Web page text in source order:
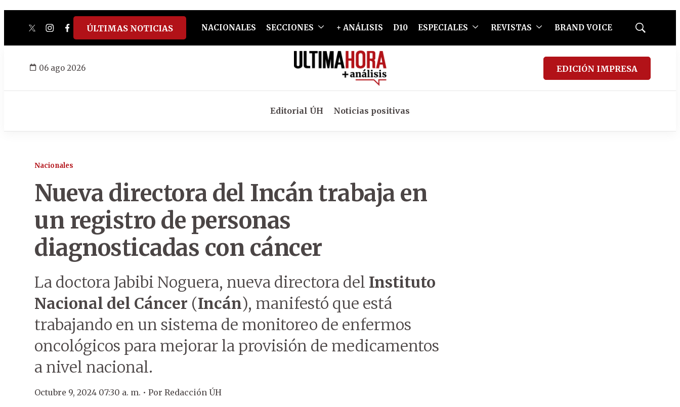
twitterinstagram
facebook
tiktokyoutube
spotify
ÚLTIMAS NOTICIAS NACIONALES SECCIONES + ANÁLISIS D10 ESPECIALES REVISTAS BRAND VOICE
Mostrar
06 ago 2026 EDICIÓN IMPRESA
Editorial ÚH Noticias positivas
Nacionales
Nueva directora del Incán trabaja en
un registro de personas
diagnosticadas con cáncer
La doctora Jabibi Noguera, nueva directora del Instituto
Nacional del Cáncer (Incán), manifestó que está
trabajando en un sistema de monitoreo de enfermos
oncológicos para mejorar la provisión de medicamentos
a nivel nacional.
Octubre 9, 2024 07:30 a. m. • Por Redacción ÚH